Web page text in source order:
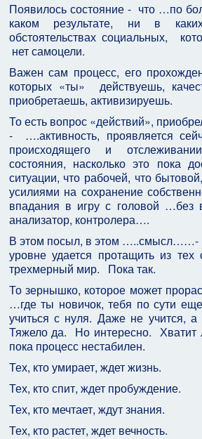
Появилось состояние - что …по
каком результате, ни в
обстоятельствах социальных,
нет самоцели.
Важен сам процесс, его
которых «ты» действуешь,
приобретаешь, активизируешь.
То есть вопрос «действий»,
- ….активность, проявляется
происходящего и
состояния, насколько это пока
ситуации, что рабочей, что
усилиями на сохранение
впадания в игру с головой …без
анализатор, контролера….
В этом посыл, в этом …..смысл……-
уровне удается протащить из
трехмерный мир. Пока так.
То зернышко, которое может
…где ты новичок, тебя по сути
учиться с нуля. Даже не учится,
Тяжело да. Но интересно. Хватит
пока процесс нестабилен.
Тех, кто умирает, ждет жизнь.
Тех, кто спит, ждет пробуждение.
Тех, кто мечтает, ждут знания.
Тех, кто растет, ждет вечность.